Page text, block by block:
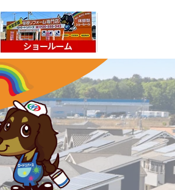
ショールーム